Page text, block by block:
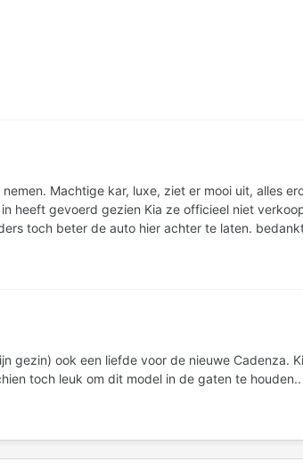
officieel niet verkoopt. Iemand enig idee of de onderdelen
verkrijgen zijn of waar ik dit na zou kunnen vragen? Misschien anders toch beter de auto hier achter
Cadenza. Kia heeft een leuke site gemaakt om dit nieuw model te
to the new dynamic world CADENZA misschien toch leuk om dit model in de gaten te houden..